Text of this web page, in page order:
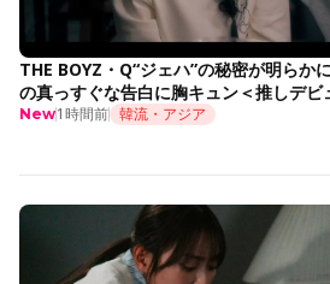
THE BOYZ・Q“ジェハ”の秘密が明らか
の真っすぐな告白に胸キュン＜推しデビ
New1時間前 韓流・アジア